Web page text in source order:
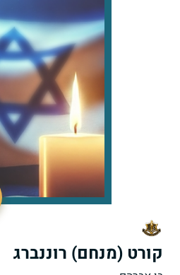
קורט (מנחם) רוננברג